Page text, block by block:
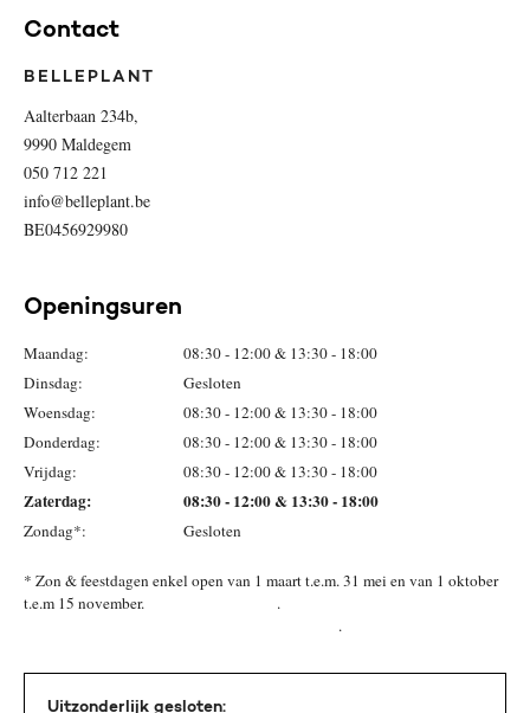
Contact
BELLEPLANT
Aalterbaan 234b,
9990 Maldegem
050 712 221
info@belleplant.be
BE0456929980
Openingsuren
Maandag:
08:30 - 12:00 & 13:30 - 18:00
Dinsdag:
Gesloten
Woensdag:
08:30 - 12:00 & 13:30 - 18:00
Donderdag:
08:30 - 12:00 & 13:30 - 18:00
Vrijdag:
08:30 - 12:00 & 13:30 - 18:00
Zaterdag: 08:30 - 12:00 & 13:30 - 18:00
Zondag*: Gesloten
* Zon & feestdagen enkel open van 1 maart t.e.m. 31 mei en van 1 oktober
t.e.m 15 november. .
.
Uitzonderlijk gesloten: